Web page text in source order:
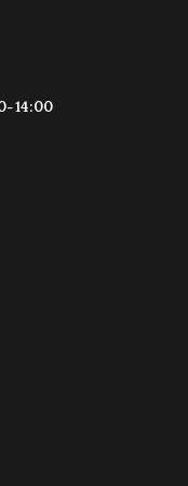
14:00